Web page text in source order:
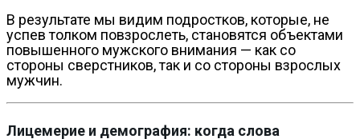
В результате мы видим подростков, которые, не
успев толком повзрослеть, становятся объектами
повышенного мужского внимания — как со
стороны сверстников, так и со стороны взрослых
мужчин.
Лицемерие и демография: когда слова